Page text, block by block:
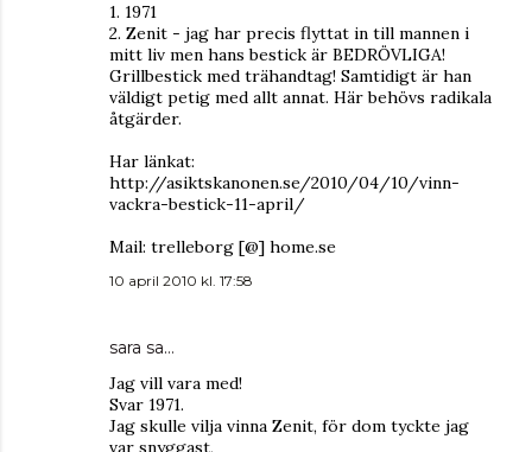
1. 1971
2. Zenit - jag har precis flyttat in till mannen i
mitt liv men hans bestick är BEDRÖVLIGA!
Grillbestick med trähandtag! Samtidigt är han
väldigt petig med allt annat. Här behövs radikala
åtgärder.
Har länkat:
http://asiktskanonen.se/2010/04/10/vinn-
vackra-bestick-11-april/
Mail: trelleborg [@] home.se
10 april 2010 kl. 17:58
sara sa…
Jag vill vara med!
Svar 1971.
Jag skulle vilja vinna Zenit, för dom tyckte jag
var snyggast,